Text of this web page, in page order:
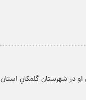
او در شهرستان گلمکانِ استان